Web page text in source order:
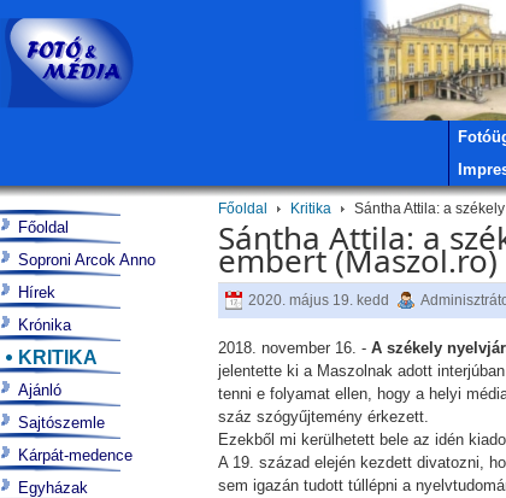
Főoldal Kritika Sántha Attila: a
Sántha Attila: a
embert (Maszol.ro)
2020. május 19. kedd
2018. november 16. -A székely
jelentette ki a Maszolnak adott
tenni e folyamat ellen, hogy a helyi
száz szógyűjtemény érkezett.
Ezekből mi kerülhetett bele az idén
A 19. század elején kezdett divatozni,
sem igazán tudott túllépni a
Főoldal
Soproni Arcok Anno
Hírek
Krónika
KRITIKA
Ajánló
Sajtószemle
Kárpát-medence
Egyházak